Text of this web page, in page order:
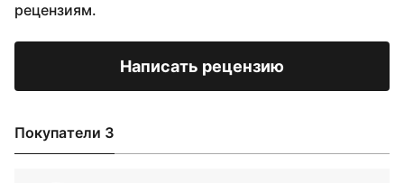
рецензиям.
Написать рецензию
Покупатели 3